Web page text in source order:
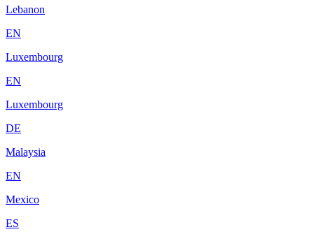
Lebanon
EN
Luxembourg
EN
Luxembourg
DE
Malaysia
EN
Mexico
ES